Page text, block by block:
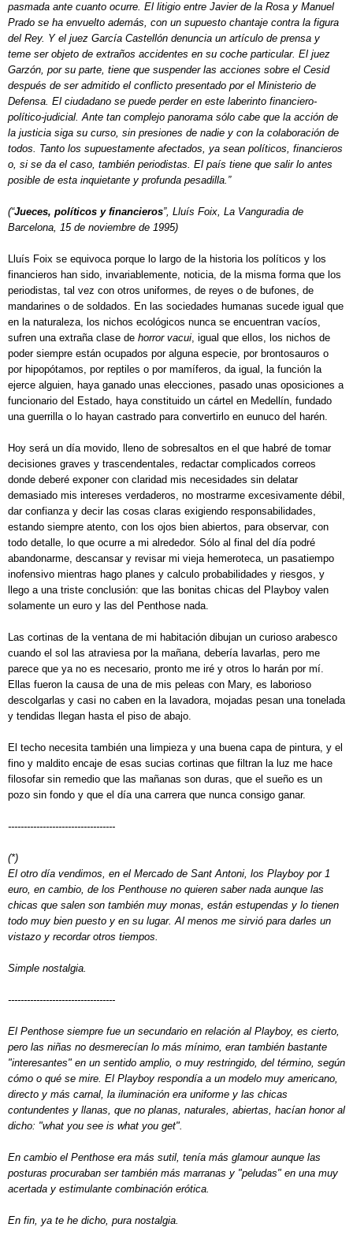
pasmada ante cuanto ocurre. El litigio entre Javier de la Rosa y Manuel
Prado se ha envuelto además, con un supuesto chantaje contra la figura
del Rey. Y el juez García Castellón denuncia un artículo de prensa y
teme ser objeto de extraños accidentes en su coche particular. El juez
Garzón, por su parte, tiene que suspender las acciones sobre el Cesid
después de ser admitido el conflicto presentado por el Ministerio de
Defensa. El ciudadano se puede perder en este laberinto financiero-
político-judicial. Ante tan complejo panorama sólo cabe que la acción de
la justicia siga su curso, sin presiones de nadie y con la colaboración de
todos. Tanto los supuestamente afectados, ya sean políticos, financieros
o, si se da el caso, también periodistas. El país tiene que salir lo antes
posible de esta inquietante y profunda pesadilla.”
(“Jueces, políticos y financieros”, Lluís Foix, La Vanguradia de
Barcelona, 15 de noviembre de 1995)
Lluís Foix se equivoca porque lo largo de la historia los políticos y los
financieros han sido, invariablemente, noticia, de la misma forma que los
periodistas, tal vez con otros uniformes, de reyes o de bufones, de
mandarines o de soldados. En las sociedades humanas sucede igual que
en la naturaleza, los nichos ecológicos nunca se encuentran vacíos,
sufren una extraña clase de horror vacui, igual que ellos, los nichos de
poder siempre están ocupados por alguna especie, por brontosauros o
por hipopótamos, por reptiles o por mamíferos, da igual, la función la
ejerce alguien, haya ganado unas elecciones, pasado unas oposiciones a
funcionario del Estado, haya constituido un cártel en Medellín, fundado
una guerrilla o lo hayan castrado para convertirlo en eunuco del harén.
Hoy será un día movido, lleno de sobresaltos en el que habré de tomar
decisiones graves y trascendentales, redactar complicados correos
donde deberé exponer con claridad mis necesidades sin delatar
demasiado mis intereses verdaderos, no mostrarme excesivamente débil,
dar confianza y decir las cosas claras exigiendo responsabilidades,
estando siempre atento, con los ojos bien abiertos, para observar, con
todo detalle, lo que ocurre a mi alrededor. Sólo al final del día podré
abandonarme, descansar y revisar mi vieja hemeroteca, un pasatiempo
inofensivo mientras hago planes y calculo probabilidades y riesgos, y
llego a una triste conclusión: que las bonitas chicas del Playboy valen
solamente un euro y las del Penthose nada.
Las cortinas de la ventana de mi habitación dibujan un curioso arabesco
cuando el sol las atraviesa por la mañana, debería lavarlas, pero me
parece que ya no es necesario, pronto me iré y otros lo harán por mí.
Ellas fueron la causa de una de mis peleas con Mary, es laborioso
descolgarlas y casi no caben en la lavadora, mojadas pesan una tonelada
y tendidas llegan hasta el piso de abajo.
El techo necesita también una limpieza y una buena capa de pintura, y el
fino y maldito encaje de esas sucias cortinas que filtran la luz me hace
filosofar sin remedio que las mañanas son duras, que el sueño es un
pozo sin fondo y que el día una carrera que nunca consigo ganar.
----------------------------------
(*)
El otro día vendimos, en el Mercado de Sant Antoni, los Playboy por 1
euro, en cambio, de los Penthouse no quieren saber nada aunque las
chicas que salen son también muy monas, están estupendas y lo tienen
todo muy bien puesto y en su lugar. Al menos me sirvió para darles un
vistazo y recordar otros tiempos.
Simple nostalgia.
----------------------------------
El Penthose siempre fue un secundario en relación al Playboy, es cierto,
pero las niñas no desmerecían lo más mínimo, eran también bastante
"interesantes" en un sentido amplio, o muy restringido, del término, según
cómo o qué se mire. El Playboy respondía a un modelo muy americano,
directo y más carnal, la iluminación era uniforme y las chicas
contundentes y llanas, que no planas, naturales, abiertas, hacían honor al
dicho: "what you see is what you get".
En cambio el Penthose era más sutil, tenía más glamour aunque las
posturas procuraban ser también más marranas y "peludas" en una muy
acertada y estimulante combinación erótica.
En fin, ya te he dicho, pura nostalgia.